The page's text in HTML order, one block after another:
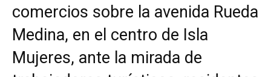
comercios sobre la avenida Rueda
Medina, en el centro de Isla
Mujeres, ante la mirada de